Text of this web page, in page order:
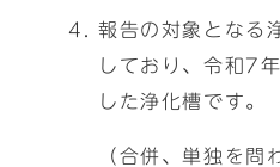
報告の対象となる
しており、令和7
した浄化槽です。
（合併、単独を問